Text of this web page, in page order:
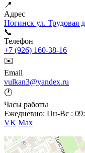
📍
Адрес
Ногинск ул. Трудовая
📞
Телефон
+7 (926) 160-38-16
✉️
Email
vulkan3@yandex.ru
🕐
Часы работы
Ежедневно: Пн-Вс :
VK Max